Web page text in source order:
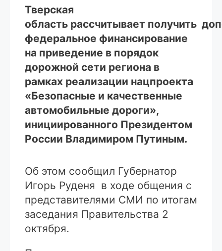
Тверская
область рассчитывает получить
федеральное финансирование
на приведение в порядок
дорожной сети региона в
рамках реализации нацпроекта
«Безопасные и качественные
автомобильные дороги»,
инициированного Президентом
России Владимиром Путиным.
Об этом сообщил Губернатор
Игорь Руденя в ходе общения с
представителями СМИ по итогам
заседания Правительства 2
октября.